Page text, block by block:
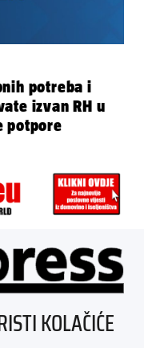
potreba i
izvan RH u
potpore
KOLAČIĆE